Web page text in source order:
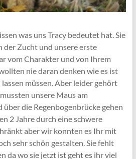
was uns Tracy bedeutet hat. Sie
der Zucht und unsere erste
vom Charakter und von Ihrem
nie daran denken wie es ist
müssen. Aber leider gehört
unsere Maus am
über die Regenbogenbrücke gehen
2 Jahre durch eine schwere
aber wir konnten es Ihr mit
sehr schön gestalten. Sie fehlt
da wo sie jetzt ist geht es ihr viel